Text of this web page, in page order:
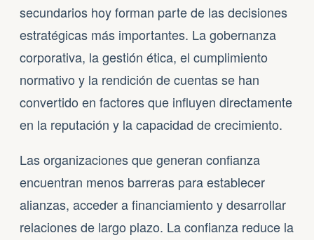
secundarios hoy forman parte de las decisiones
estratégicas más importantes. La gobernanza
corporativa, la gestión ética, el cumplimiento
normativo y la rendición de cuentas se han
convertido en factores que influyen directamente
en la reputación y la capacidad de crecimiento.
Las organizaciones que generan confianza
encuentran menos barreras para establecer
alianzas, acceder a financiamiento y desarrollar
relaciones de largo plazo. La confianza reduce la